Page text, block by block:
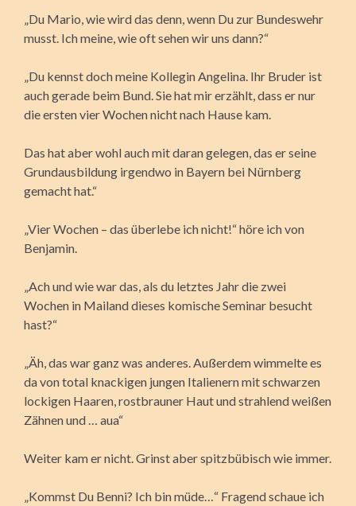
„Du Mario, wie wird das denn, wenn Du zur Bundeswehr
musst. Ich meine, wie oft sehen wir uns dann?“
„Du kennst doch meine Kollegin Angelina. Ihr Bruder ist
auch gerade beim Bund. Sie hat mir erzählt, dass er nur
die ersten vier Wochen nicht nach Hause kam.
Das hat aber wohl auch mit daran gelegen, das er seine
Grundausbildung irgendwo in Bayern bei Nürnberg
gemacht hat.“
„Vier Wochen – das überlebe ich nicht!“ höre ich von
Benjamin.
„Ach und wie war das, als du letztes Jahr die zwei
Wochen in Mailand dieses komische Seminar besucht
hast?“
„Äh, das war ganz was anderes. Außerdem wimmelte es
da von total knackigen jungen Italienern mit schwarzen
lockigen Haaren, rostbrauner Haut und strahlend weißen
Zähnen und … aua“
Weiter kam er nicht. Grinst aber spitzbübisch wie immer.
„Kommst Du Benni? Ich bin müde…“ Fragend schaue ich